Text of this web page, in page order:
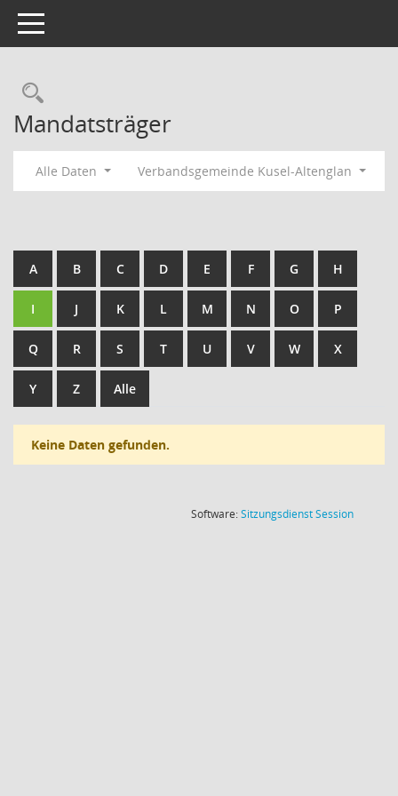
Toggle navigation
Rechercheauswahl
Mandatsträger
Alle Daten Verbandsgemeinde Kusel-Altenglan
A B C D E F G H
I J K L M N O P
Q R S T U V W X
Y Z Alle
Keine Daten gefunden.
Software:SitzungsdienstSession(Wird in